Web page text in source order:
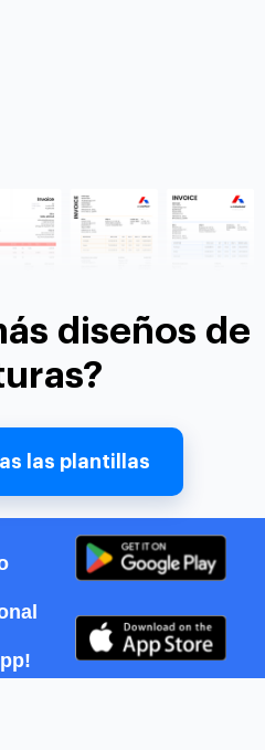
diseños de
las plantillas